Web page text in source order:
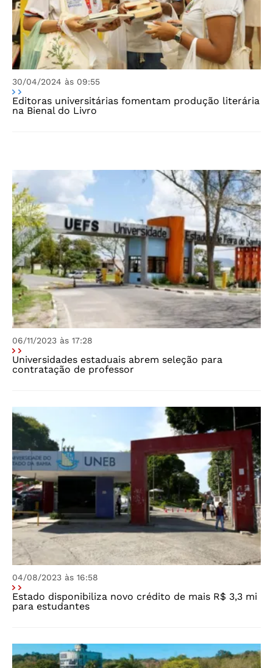
30/04/2024 às 09:55
Editoras universitárias fomentam produção literária
na Bienal do Livro
06/11/2023 às 17:28
Universidades estaduais abrem seleção para
contratação de professor
04/08/2023 às 16:58
Estado disponibiliza novo crédito de mais R$ 3,3 mi
para estudantes